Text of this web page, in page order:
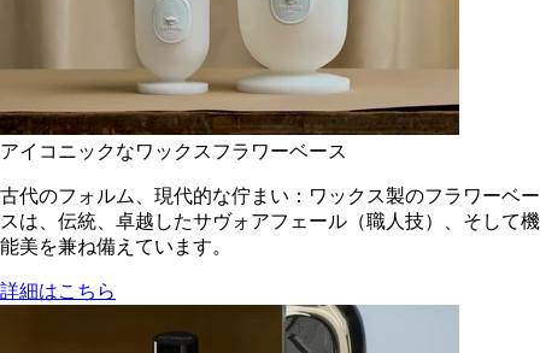
アイコニックなワックスフラワーベース
古代のフォルム、現代的な佇まい：ワックス製のフラワーベー
スは、伝統、卓越したサヴォアフェール（職人技）、そして機
能美を兼ね備えています。
詳細はこちら